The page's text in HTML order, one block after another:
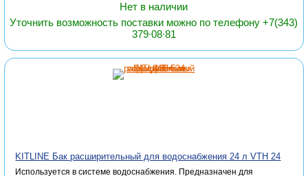
Нет в наличии
Уточнить возможность поставки можно по телефону +7(343)
379∙08∙81
KITLINE Бак расширительный для водоснабжения 24 л VTH 24
Используется в системе водоснабжения. Предназначен для